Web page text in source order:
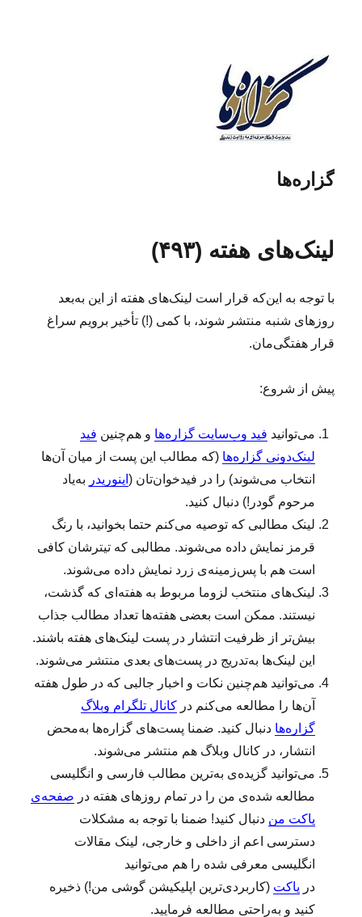
گزاره‌ها
لینک‌های هفته (۴۹۳)
با توجه به این‌که قرار است لینک‌های هفته از این به‌بعد
روزهای شنبه منتشر ‌شوند، با کمی (!) تأخیر برویم سراغ
قرار هفتگی‌مان.
پیش از شروع:
می‌توانید فید وب‌سایت گزاره‌ها و هم‌چنین فید
لینک‌دونی گزاره‌ها (که مطالب این پست از میان آن‌ها
انتخاب می‌شوند) را در فیدخوان‌تان ( اینوریدر به‌یاد
مرحوم گودر!) دنبال کنید.
لینک‌ مطالبی که توصیه می‌کنم حتما بخوانید، با رنگ
قرمز نمایش داده می‌شوند. مطالبی که تیترشان کافی
است هم با پس‌زمینه‌ی زرد نمایش داده می‌شوند.
لینک‌‌های منتخب لزوما مربوط به هفته‌ای که گذشت،
نیستند. ممکن است بعضی هفته‌ها تعداد مطالب جذاب
بیش‌تر از ظرفیت انتشار در پست لینک‌های هفته باشند.
این لینک‌ها به‌تدریج در پست‌های بعدی منتشر می‌شوند.
می‌توانید هم‌چنین نکات و اخبار جالبی که در طول هفته
آن‌ها را مطالعه می‌کنم درکانال تلگرام وبلاگ
گزاره‌ها دنبال کنید. ضمنا پست‌های گزاره‌ها به‌محض
انتشار، در کانال وبلاگ هم منتشر می‌شوند.
می‌توانید گزیده‌ی به‌ترین مطالب فارسی و انگلیسی
مطالعه‌ شده‌ی من را در تمام روزهای هفته در صفحه‌ی
پاکت من دنبال کنید! ضمنا با توجه به مشکلات
دسترسی اعم از داخلی و خارجی، لینک مقالات
انگلیسی معرفی شده را هم می‌توانید
در پاکت (کاربردی‌ترین اپلیکیشن گوشی من!) ذخیره
کنید و به‌راحتی مطالعه فرمایید.